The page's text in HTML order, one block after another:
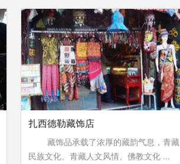
扎西德勒藏饰店
藏饰品承载了浓厚的藏韵气息，青藏
民族文化、青藏人文风情、佛教文化 ...